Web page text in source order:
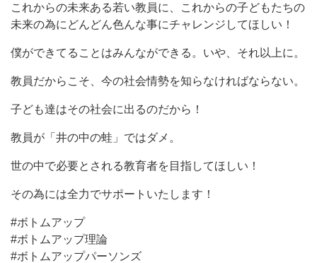
これからの未来ある若い教員に、これからの子どもたちの
未来の為にどんどん色んな事にチャレンジしてほしい！
僕ができてることはみんなができる。いや、それ以上に。
教員だからこそ、今の社会情勢を知らなければならない。
子ども達はその社会に出るのだから！
教員が「井の中の蛙」ではダメ。
世の中で必要とされる教育者を目指してほしい！
その為には全力でサポートいたします！
#ボトムアップ
#ボトムアップ理論
#ボトムアップパーソンズ